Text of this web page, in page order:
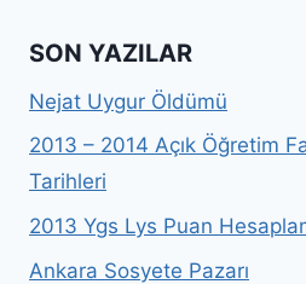
SON YAZILAR
Nejat Uygur Öldümü
2013 – 2014 Açık Öğretim
Tarihleri
2013 Ygs Lys Puan
Ankara Sosyete Pazarı